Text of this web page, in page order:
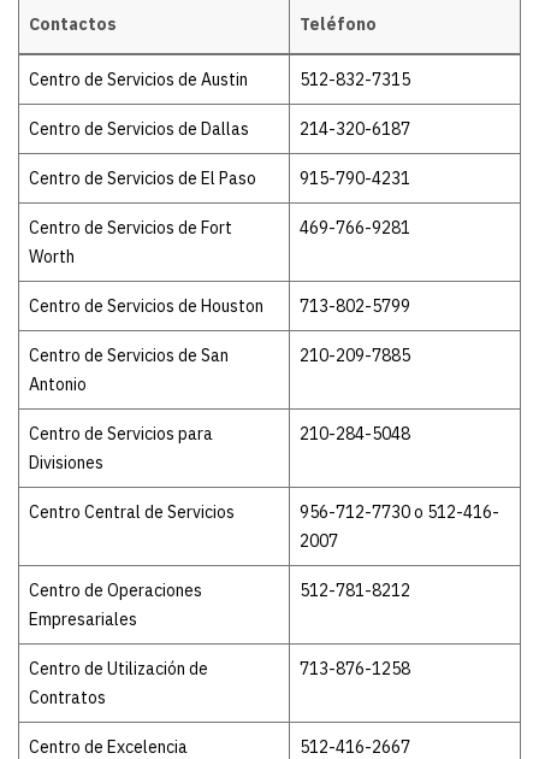
Contactos adicionales
Contactos Teléfono
Centro de Servicios de Austin 512-832-7315
Centro de Servicios de Dallas 214-320-6187
Centro de Servicios de El Paso 915-790-4231
Centro de Servicios de Fort
Worth
469-766-9281
Centro de Servicios de Houston 713-802-5799
Centro de Servicios de San
Antonio
210-209-7885
Centro de Servicios para
Divisiones
210-284-5048
Centro Central de Servicios
956-712-7730 o 512-416-
2007
Centro de Operaciones
Empresariales
512-781-8212
Centro de Utilización de
Contratos
713-876-1258
Centro de Excelencia 512-416-2667